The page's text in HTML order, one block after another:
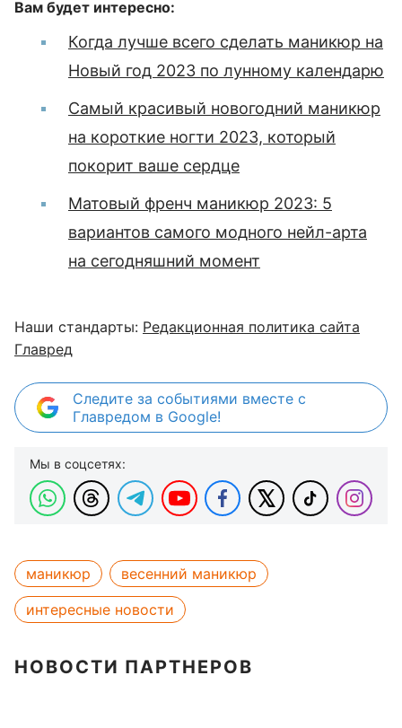
Вам будет интересно:
Когда лучше всего сделать маникюр на
Новый год 2023 по лунному календарю
Самый красивый новогодний маникюр
на короткие ногти 2023, который
покорит ваше сердце
Матовый френч маникюр 2023: 5
вариантов самого модного нейл-арта
на сегодняшний момент
Наши стандарты: Редакционная политика сайта
Главред
Следите за событиями вместе с
Главредом в Google!
Мы в соцсетях:
маникюр
весенний маникюр
интересные новости
НОВОСТИ ПАРТНЕРОВ